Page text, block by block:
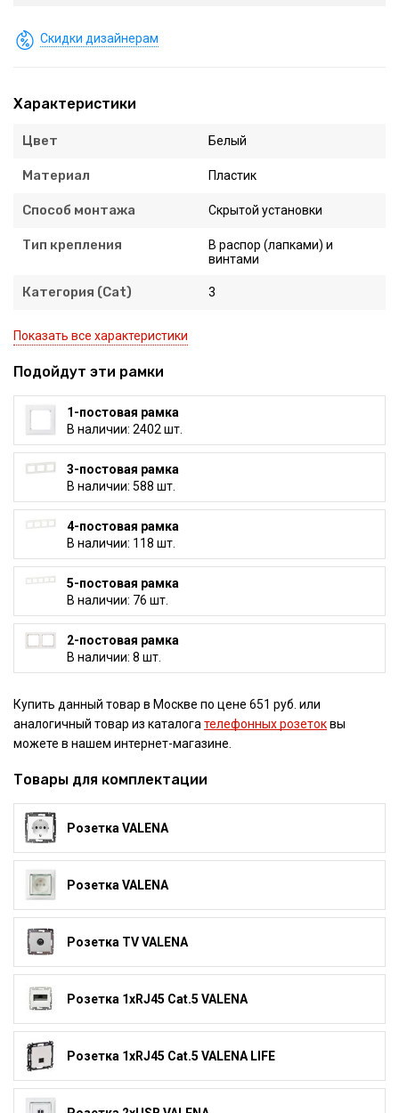
Скидки дизайнерам
Характеристики
Цвет Белый
Материал Пластик
Способ монтажа Скрытой установки
Тип крепления
В распор (лапками) и
винтами
Категория (Cat) 3
Показать все характеристики
Подойдут эти рамки
1-постовая рамка
В наличии: 2402 шт.
3-постовая рамка
В наличии: 588 шт.
4-постовая рамка
В наличии: 118 шт.
5-постовая рамка
В наличии: 76 шт.
2-постовая рамка
В наличии: 8 шт.
Купить данный товар в Москве по цене 651 руб. или
аналогичный товар из каталогателефонных розетоквы
можете в нашем интернет-магазине.
Товары для комплектации
Розетка VALENA
Розетка VALENA
Розетка TV VALENA
Розетка 1xRJ45 Cat.5 VALENA
Розетка 1xRJ45 Cat.5 VALENA LIFE